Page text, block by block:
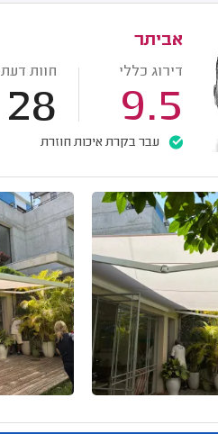
אביתר
דירוג כללי
9.5
חוות דעת
28
עבר בקרת איכות חוזרת